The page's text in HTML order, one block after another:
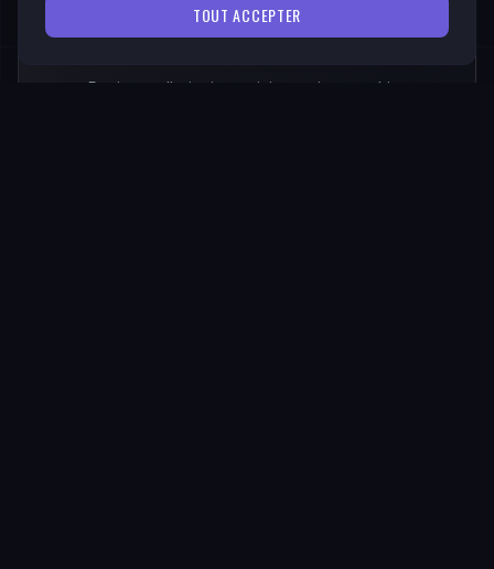
CONTENT & DESIGN
COSMO
Pagine, gallerie, immagini e motion graphics
TOUT ACCEPTER